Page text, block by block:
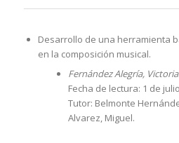
Desarrollo de una herramienta
en la composición musical.
Fernández Alegría,
Fecha de lectura: 1 de
Tutor: Belmonte
Alvarez, Miguel.